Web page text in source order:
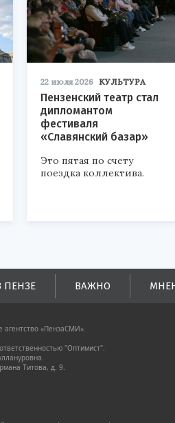
22 июля 2026 КУЛЬТУРА
Пензенский театр стал
дипломантом
фестиваля
«Славянский базар»
Это пятая по счету
поездка коллектива.
ПЕНЗЕ ВАЖНО
«ПензаСМИ».
"Оптимист".
Титова, д. 9.